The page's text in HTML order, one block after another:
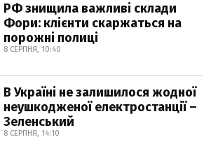
РФ знищила важливі склади
Фори: клієнти скаржаться на
порожні полиці
8 СЕРПНЯ, 10:40
В Україні не залишилося жодної
неушкодженої електростанції –
Зеленський
8 СЕРПНЯ, 14:10